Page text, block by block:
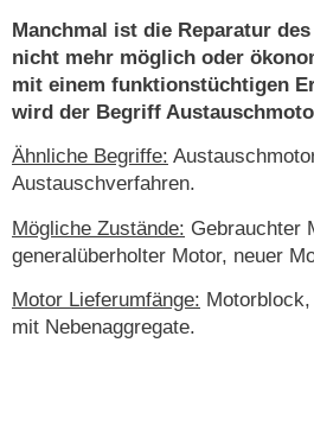
Manchmal ist die Reparatur
nicht mehr möglich oder
mit einem funktionstüchtigen
wird der Begriff
Ähnliche Begriffe:
Austauschverfahren.
Mögliche Zustände: Gebrauchter
generalüberholter Motor, neuer
Motor Lieferumfänge:
mit Nebenaggregate.